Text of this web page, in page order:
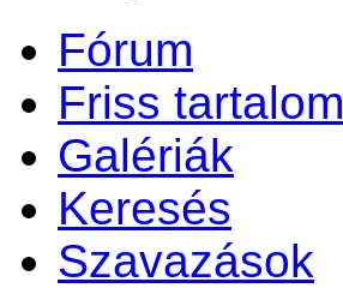
Fórum
Friss tartalom
Galériák
Keresés
Szavazások